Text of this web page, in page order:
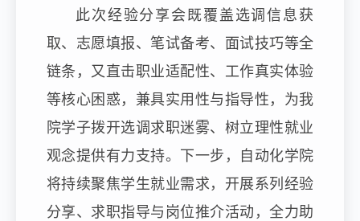
此次经验分享会既覆盖选调信息获
取、志愿填报、笔试备考、面试技巧等全
链条，又直击职业适配性、工作真实体验
等核心困惑，兼具实用性与指导性，为我
院学子拨开选调求职迷雾、树立理性就业
观念提供有力支持。下一步，自动化学院
将持续聚焦学生就业需求，开展系列经验
分享、求职指导与岗位推介活动，全力助